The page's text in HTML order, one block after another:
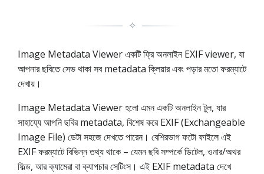
✧
Image Metadata Viewer একটি ফ্রি অনলাইন EXIF viewer, যা
আপনার ছবিতে সেভ থাকা সব metadata ক্লিয়ার এবং পড়ার মতো ফরম্যাটে
দেখায়।
Image Metadata Viewer হলো এমন একটি অনলাইন টুল, যার
সাহায্যে আপনি ছবির metadata, বিশেষ করে EXIF (Exchangeable
Image File) ডেটা সহজে দেখতে পারেন। বেশিরভাগ ফটো ফাইলে এই
EXIF ফরম্যাটে বিভিন্ন তথ্য থাকে – যেমন ছবি সম্পর্কে ডিটেল, ওনার/অথর
ফিল্ড, আর ক্যামেরা বা ক্যাপচার সেটিংস। এই EXIF metadata দেখে